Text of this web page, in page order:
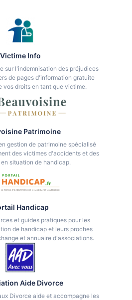
Victime Info
sur l'indemnisation des préjudices
de pages d'information gratuite
vos droits en tant que victime.
Patrimoine
gestion de patrimoine spécialisé
des victimes d'accidents et des
situation de handicap.
Handicap
et guides pratiques pour les
de handicap et leurs proches
et annuaire d'associations.
Aide Divorce
Divorce aide et accompagne les